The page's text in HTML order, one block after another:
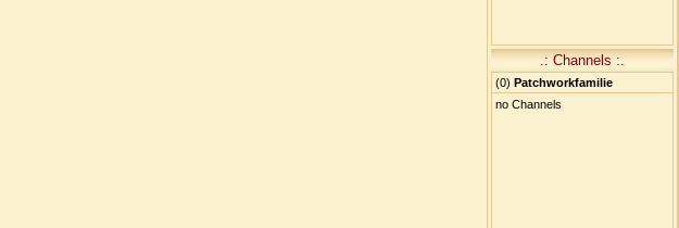
.: Channels :.
(0) Patchworkfamilie
no Channels